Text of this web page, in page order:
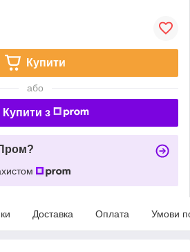
Купити
або
Купити з
Доставка Оплата Умови